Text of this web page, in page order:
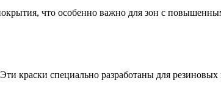
что особенно важно для зон с
краски специально разработаны для резиновых